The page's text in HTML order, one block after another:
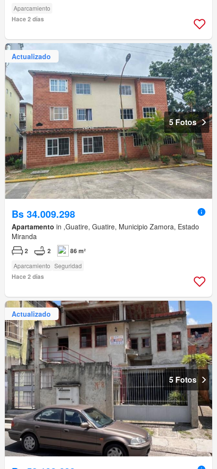
Aparcamiento
Hace 2 días
Actualizado
5 Fotos
Bs 34.009.298
Apartamento in ,Guatire, Guatire, Municipio Zamora, Estado
Miranda
2 2 86 m²
Aparcamiento Seguridad
Hace 2 días
Actualizado
5 Fotos